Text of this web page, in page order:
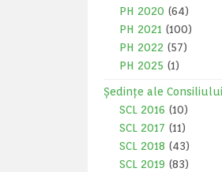
PH 2020 (64)
PH 2021 (100)
PH 2022 (57)
PH 2025 (1)
Ședințe ale Consiliului
SCL 2016 (10)
SCL 2017 (11)
SCL 2018 (43)
SCL 2019 (83)